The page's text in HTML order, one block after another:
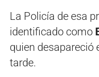
La Policía de esa
identificado como
quien desapareció
tarde.